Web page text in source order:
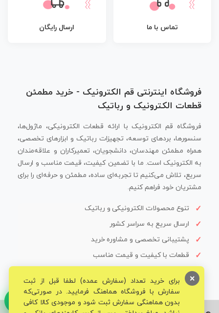
تماس با ما ارسال رایگان
فروشگاه اینترنتی قم الکترونیک - خرید مطمئن
قطعات الکترونیک و رباتیک
فروشگاه قم الکترونیک با ارائه قطعات الکترونیکی، ماژول‌ها،
سنسورها، بردهای توسعه، تجهیزات رباتیک و ابزارهای تخصصی،
همراه مطمئن مهندسان، دانشجویان، تعمیرکاران و علاقه‌مندان
به الکترونیک است. ما با تضمین کیفیت، قیمت مناسب و ارسال
سریع، تلاش می‌کنیم تا تجربه‌ای ساده، مطمئن و حرفه‌ای را برای
مشتریان خود فراهم کنیم.
تنوع محصولات الکترونیکی و رباتیک
ارسال سریع به سراسر کشور
پشتیبانی تخصصی و مشاوره خرید
قطعات با کیفیت و قیمت مناسب
برای خرید تعداد (سفارش عمده) لطفا قبل از ثبت
سفارش با فروشگاه هماهنگ فرمایید. در صورتی‌که
بدون هماهنگی سفارش ثبت شود و موجودی کالا کافی
×